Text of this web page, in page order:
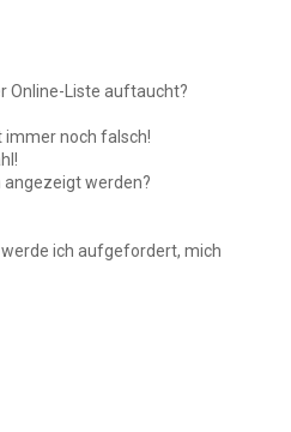
Online-Liste auftaucht?
immer noch falsch!
angezeigt werden?
ich aufgefordert, mich